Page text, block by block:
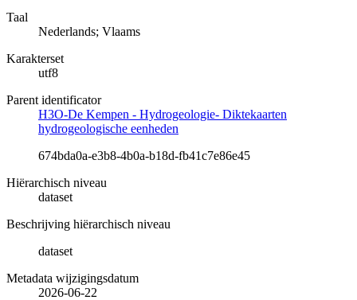
Taal
Nederlands; Vlaams
Karakterset
utf8
Parent identificator
H3O-De Kempen - Hydrogeologie- Diktekaarten
hydrogeologische eenheden
674bda0a-e3b8-4b0a-b18d-fb41c7e86e45
Hiërarchisch niveau
dataset
Beschrijving hiërarchisch niveau
dataset
Metadata wijzigingsdatum
2026-06-22